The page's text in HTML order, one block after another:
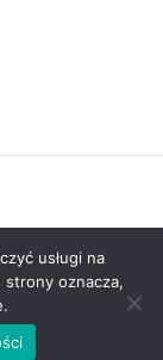
Wordpress
usługi na
strony oznacza,